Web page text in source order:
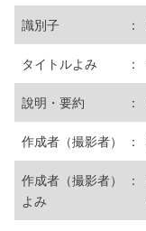
識別子 ：
タイトルよみ ：
說明・要約 ：
作成者（撮影者） ：
作成者（撮影者）
よみ
：